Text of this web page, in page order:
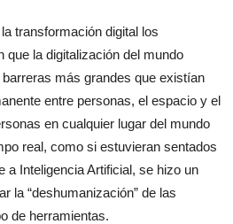
transformación digital los
la digitalización del mundo
más grandes que existían
entre personas, el espacio y el
en cualquier lugar del mundo
real, como si estuvieran sentados
a Inteligencia Artificial, se hizo un
la “deshumanización” de las
de herramientas.